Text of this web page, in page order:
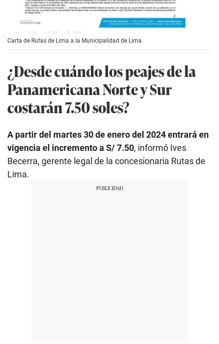
Carta de Rutas de Lima a la Municipalidad de Lima.
¿Desde cuándo los peajes de la
Panamericana Norte y Sur
costarán 7.50 soles?
A partir del martes 30 de enero del 2024 entrará en
vigencia el incremento a S/ 7.50, informó Ives
Becerra, gerente legal de la concesionaria Rutas de
Lima.